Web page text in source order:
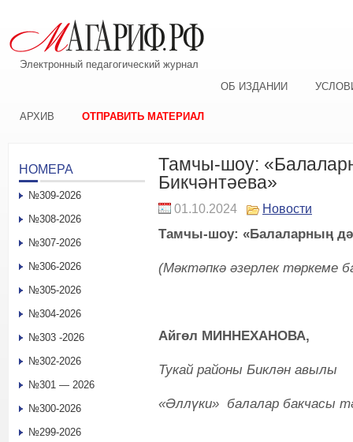
Электронный педагогический журнал
ОБ ИЗДАНИИ
АРХИВ ОТПРАВИТЬ МАТЕРИАЛ
Тамчы-шоу:
Бикчәнтәева»
01.10.2024 Новости
Тамчы-шоу: «Балаларның
(Мәктәпкә әзерлек төркеме
Айгөл МИННЕХАНОВА,
Тукай районы Биклән авылы
«Әллүки» балалар бакчасы
НОМЕРА
№309-2026
№308-2026
№307-2026
№306-2026
№305-2026
№304-2026
№303 -2026
№302-2026
№301 — 2026
№300-2026
№299-2026